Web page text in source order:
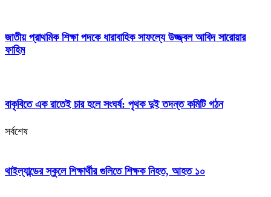
জাতীয় প্রাথমিক শিক্ষা পদকে ধারাবাহিক সাফল্যে উজ্জ্বল আবিদ সারোয়ার
ফাহিম
বাকৃবিতে এক রাতেই চার হলে সংঘর্ষ: পৃথক দুই তদন্ত কমিটি গঠন
সর্বশেষ
থাইল্যান্ডের স্কুলে শিক্ষার্থীর গুলিতে শিক্ষক নিহত, আহত ১০